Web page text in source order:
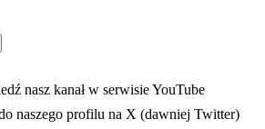
się w nowej karcie
nasz kanał w serwisie YouTube
karcie
naszego profilu na X (dawniej Twitter)